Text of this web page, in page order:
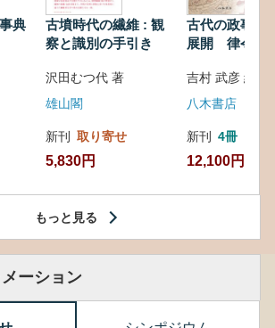
典
古墳時代の繊維 : 観
察と識別の手引き
沢田むつ代 著
雄山閣
新刊 取り寄せ
5,830円
古代の政事と
展開 律令・
吉村 武彦 編集
八木書店
新刊 4冊
12,100円
もっと見る
ーション